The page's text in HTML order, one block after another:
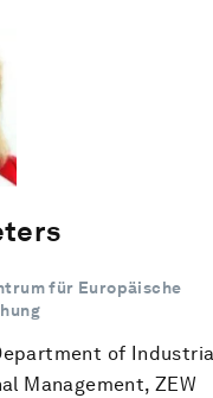
für Europäische
of
Management, ZEW